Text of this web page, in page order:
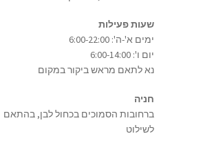
שעות פעילות
ימים א'-ה': 6:00-22:00
יום ו': 6:00-14:00
נא לתאם מראש ביקור במקום
חניה
ברחובות הסמוכים בכחול לבן, בהתאם
לשילוט